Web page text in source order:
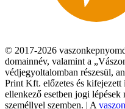
© 2017-2026
domainnév, valamint a
védjegyoltalomban részesül,
Print Kft. előzetes és kifejezett
ellenkező esetben jogi
személlyel szemben. | A